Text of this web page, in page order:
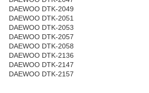
DAEWOO DTK-2049
DAEWOO DTK-2051
DAEWOO DTK-2053
DAEWOO DTK-2057
DAEWOO DTK-2058
DAEWOO DTK-2136
DAEWOO DTK-2147
DAEWOO DTK-2157